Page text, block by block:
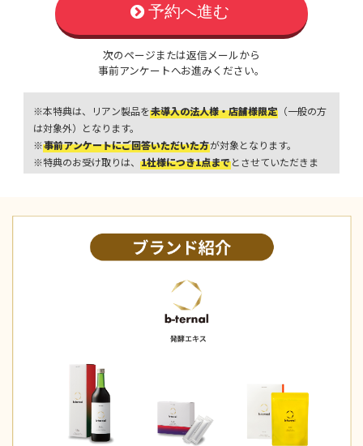
予約へ進む
次のページまたは返信メールから
事前アンケートへお進みください。
※本特典は、リアン製品を未導入の法人様・店舗様限定 （一般の方
は対象外）となります。
※事前アンケートにご回答いただいた方が対象となります。
※特典のお受け取りは、1社様につき1点までとさせていただきま